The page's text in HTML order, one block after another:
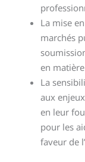
La mise
marchés
en
La
aux
en leur
pour les
faveur de